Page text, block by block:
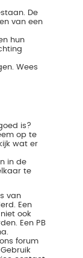
De
van een
hun
Wees
is?
op te
wat er
in de
te
van
Een
ook
Een PB
forum